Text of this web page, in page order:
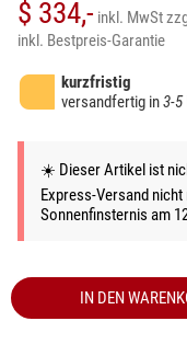
$ 334,- inkl. MwSt
inkl. Bestpreis-Garantie
kurzfristig
versandfertig in3-5
☀️ Dieser Artikel ist
Express-Versand
Sonnenfinsternis am
IN DEN